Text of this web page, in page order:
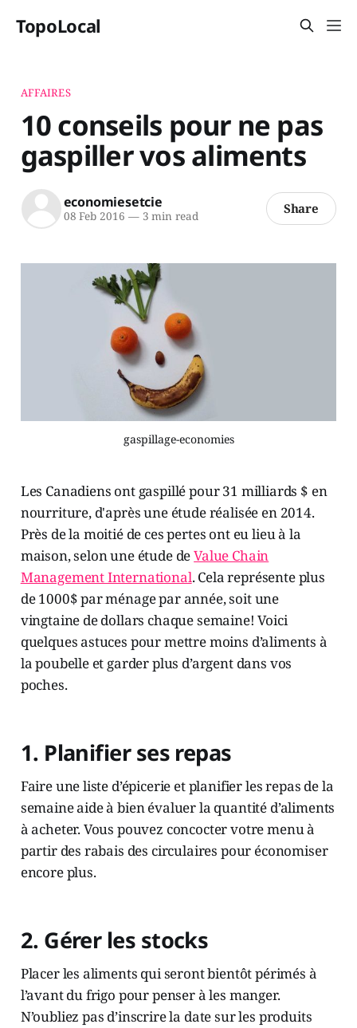
TopoLocal
AFFAIRES
10 conseils pour ne pas
gaspiller vos aliments
economiesetcie
08 Feb 2016 —3 min read Share
gaspillage-economies
Les Canadiens ont gaspillé pour 31 milliards $ en
nourriture, d'après une étude réalisée en 2014.
Près de la moitié de ces pertes ont eu lieu à la
maison, selon une étude deValue Chain
Management International. Cela représente plus
de 1000$ par ménage par année, soit une
vingtaine de dollars chaque semaine! Voici
quelques astuces pour mettre moins d’aliments à
la poubelle et garder plus d’argent dans vos
poches.
1. Planifier ses repas
Faire une liste d’épicerie et planifier les repas de la
semaine aide à bien évaluer la quantité d’aliments
à acheter. Vous pouvez concocter votre menu à
partir des rabais des circulaires pour économiser
encore plus.
2. Gérer les stocks
Placer les aliments qui seront bientôt périmés à
l’avant du frigo pour penser à les manger.
N’oubliez pas d’inscrire la date sur les produits